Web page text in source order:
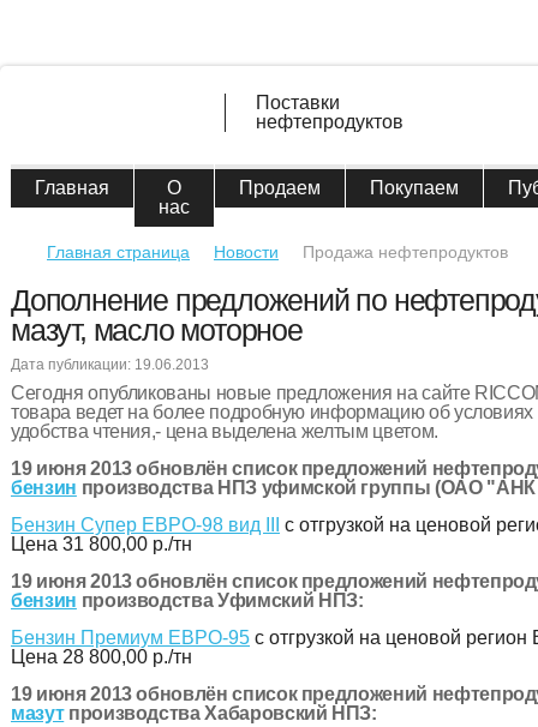
Поставки
нефтепродуктов
Главная
О
нас
Продаем Покупаем
Главная страница Новости Продажа нефтепродуктов
Дополнение предложений по
мазут, масло моторное
Дата публикации: 19.06.2013
Сегодня опубликованы новые предложения на сайте
товара ведет на более подробную информацию об условиях
удобства чтения,- цена выделена желтым цветом.
19 июня 2013 обновлён список предложений
бензин производства НПЗ уфимской группы (ОАО
Бензин Супер ЕВРО-98 вид III
с отгрузкой на ценовой
Цена 31 800,00 р./тн
19 июня 2013 обновлён список предложений
бензин производства Уфимский НПЗ:
Бензин Премиум ЕВРО-95 с отгрузкой на ценовой
Цена 28 800,00 р./тн
19 июня 2013 обновлён список предложений
мазутпроизводства Хабаровский НПЗ: